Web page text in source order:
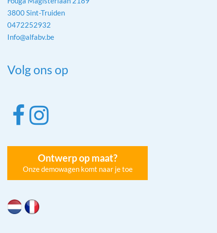
3800 Sint-Truiden
0472252932
Info@alfabv.be
Volg ons op
Ontwerp op maat?
Onze demowagen komt naar je toe